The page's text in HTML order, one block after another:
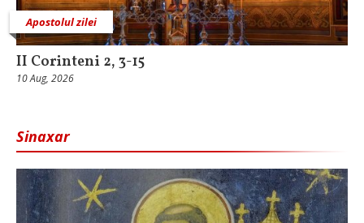
Apostolul zilei
II Corinteni 2, 3-15
10 Aug, 2026
Sinaxar